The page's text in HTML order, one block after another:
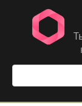
контенту
Поиск: